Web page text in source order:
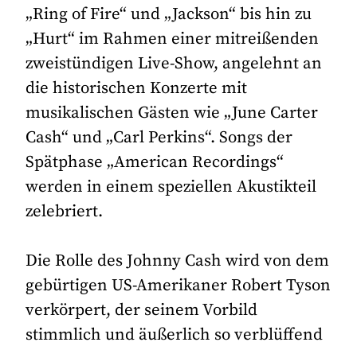
„Ring of Fire“ und „Jackson“ bis hin zu
„Hurt“ im Rahmen einer mitreißenden
zweistündigen Live-Show, angelehnt an
die historischen Konzerte mit
musikalischen Gästen wie „June Carter
Cash“ und „Carl Perkins“. Songs der
Spätphase „American Recordings“
werden in einem speziellen Akustikteil
zelebriert.
Die Rolle des Johnny Cash wird von dem
gebürtigen US-Amerikaner Robert Tyson
verkörpert, der seinem Vorbild
stimmlich und äußerlich so verblüffend